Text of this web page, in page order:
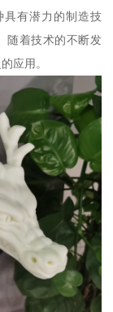
具有潜力的制造技
随着技术的不断发
应用。